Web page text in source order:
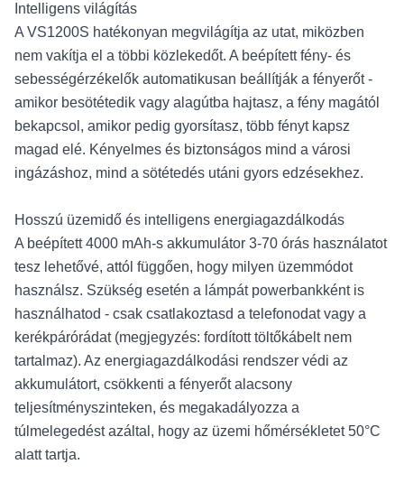
Intelligens világítás
A VS1200S hatékonyan megvilágítja az utat, miközben
nem vakítja el a többi közlekedőt. A beépített fény- és
sebességérzékelők automatikusan beállítják a fényerőt -
amikor besötétedik vagy alagútba hajtasz, a fény magától
bekapcsol, amikor pedig gyorsítasz, több fényt kapsz
magad elé. Kényelmes és biztonságos mind a városi
ingázáshoz, mind a sötétedés utáni gyors edzésekhez.
Hosszú üzemidő és intelligens energiagazdálkodás
A beépített 4000 mAh-s akkumulátor 3-70 órás használatot
tesz lehetővé, attól függően, hogy milyen üzemmódot
használsz. Szükség esetén a lámpát powerbankként is
használhatod - csak csatlakoztasd a telefonodat vagy a
kerékpárórádat (megjegyzés: fordított töltőkábelt nem
tartalmaz). Az energiagazdálkodási rendszer védi az
akkumulátort, csökkenti a fényerőt alacsony
teljesítményszinteken, és megakadályozza a
túlmelegedést azáltal, hogy az üzemi hőmérsékletet 50°C
alatt tartja.